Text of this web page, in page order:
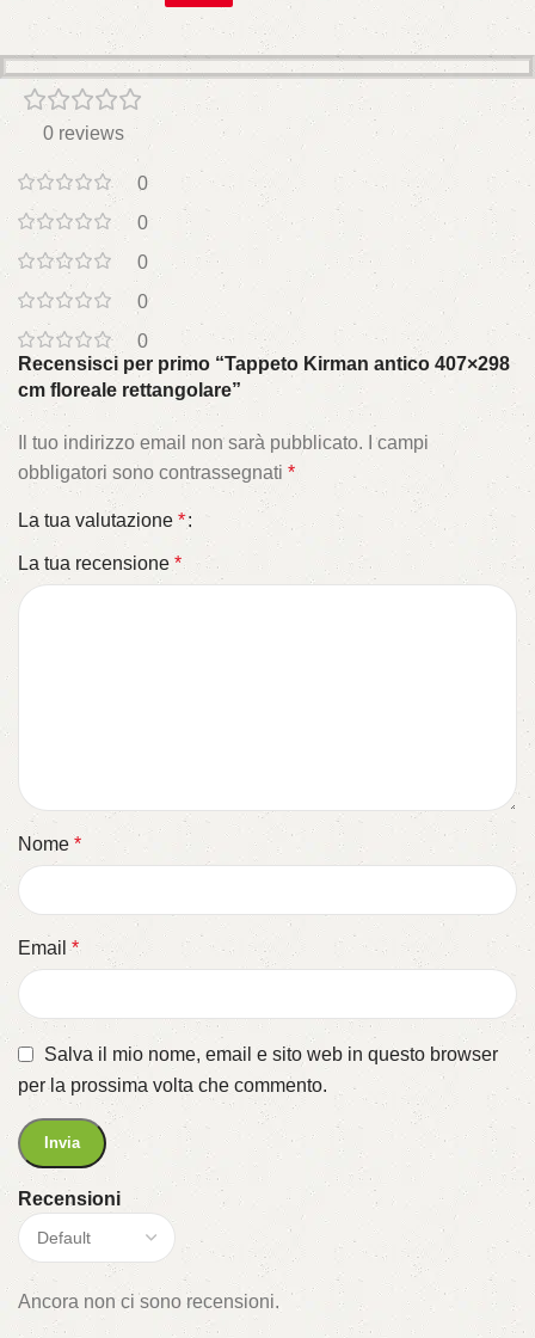
0 reviews
0
0
0
0
0
Recensioni
Ancora non ci sono recensioni.
Recensisci per primo “Tappeto Kirman antico 407×298
cm floreale rettangolare”
Il tuo indirizzo email non sarà pubblicato.
I campi
obbligatori sono contrassegnati *
La tua valutazione*
La tua recensione *
Nome *
Email*
Salva il mio nome, email e sito web in questo browser
per la prossima volta che commento.